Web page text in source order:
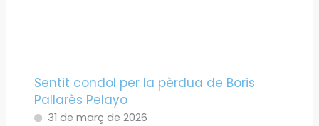
Sentit condol per la pèrdua de Boris
Pallarès Pelayo
31 de març de 2026